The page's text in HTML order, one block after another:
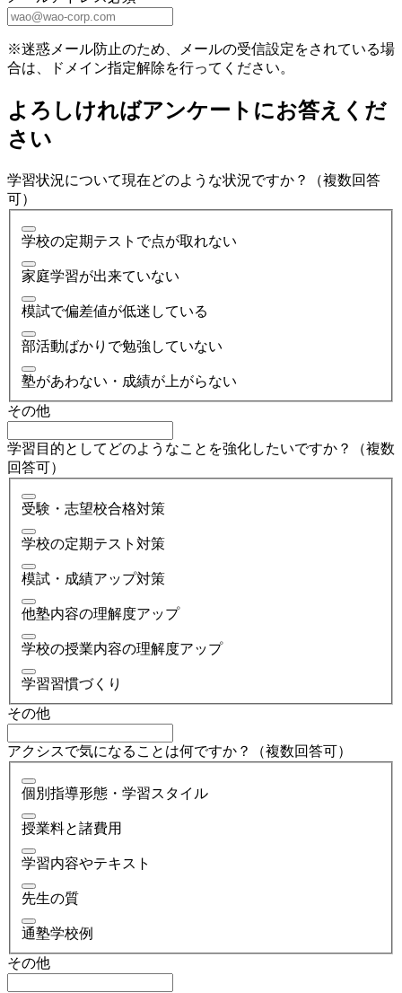
※迷惑メール防止のため、メールの受信設定をされている場
合は、ドメイン指定解除を行ってください。
よろしければアンケートにお答えくだ
さい
学習状況について現在どのような状況ですか？（複数回答
可）
学校の定期テストで点が取れない
家庭学習が出来ていない
模試で偏差値が低迷している
部活動ばかりで勉強していない
塾があわない・成績が上がらない
その他
学習目的としてどのようなことを強化したいですか？（複数
回答可）
受験・志望校合格対策
学校の定期テスト対策
模試・成績アップ対策
他塾内容の理解度アップ
学校の授業内容の理解度アップ
学習習慣づくり
その他
アクシスで気になることは何ですか？（複数回答可）
個別指導形態・学習スタイル
授業料と諸費用
学習内容やテキスト
先生の質
通塾学校例
その他